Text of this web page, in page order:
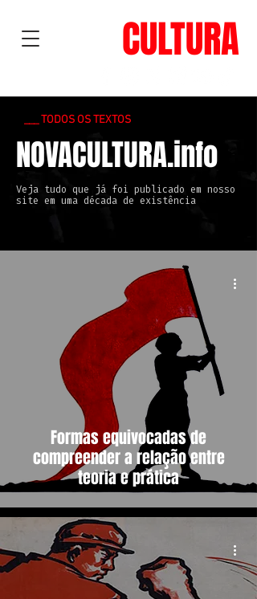
CULTURA
___ TODOS OS TEXTOS
NOVACULTURA.info
Veja tudo que já foi publicado em nosso
site em uma década de existência
Formas equivocadas de
compreender a relação entre
teoria e prática